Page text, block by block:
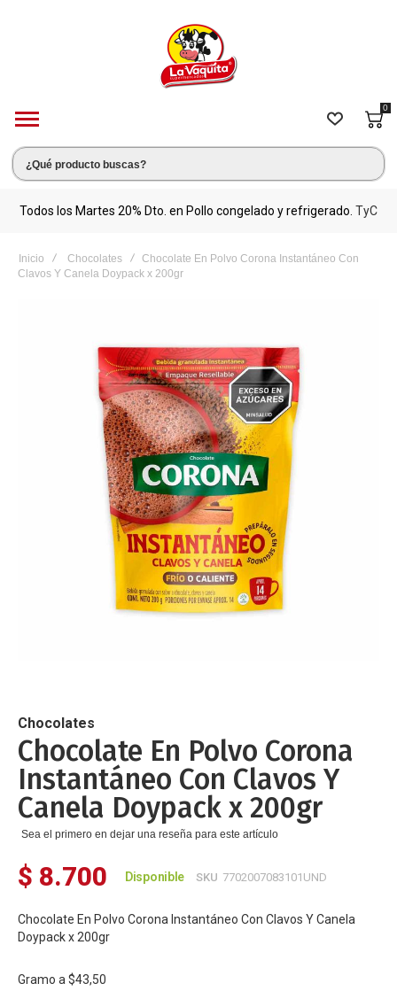
0
Todos los Martes 20% Dto. en Pollo congelado y refrigerado. TyC
Inicio Chocolates
Chocolate En Polvo Corona Instantáneo Con
Clavos Y Canela Doypack x 200gr
de
la
galería
de
imágenes
Chocolates
Chocolate En Polvo Corona
Instantáneo Con Clavos Y
Canela Doypack x 200gr
Sea el primero en dejar una reseña para este artículo
$ 8.700 Disponible SKU 7702007083101UND
Chocolate En Polvo Corona Instantáneo Con Clavos Y Canela
Doypack x 200gr
Gramo a $43,50